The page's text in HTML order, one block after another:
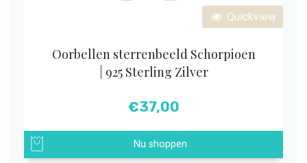
Quickview
Oorbellen sterrenbeeld Schorpioen
| 925 Sterling Zilver
€37,00
Nu shoppen